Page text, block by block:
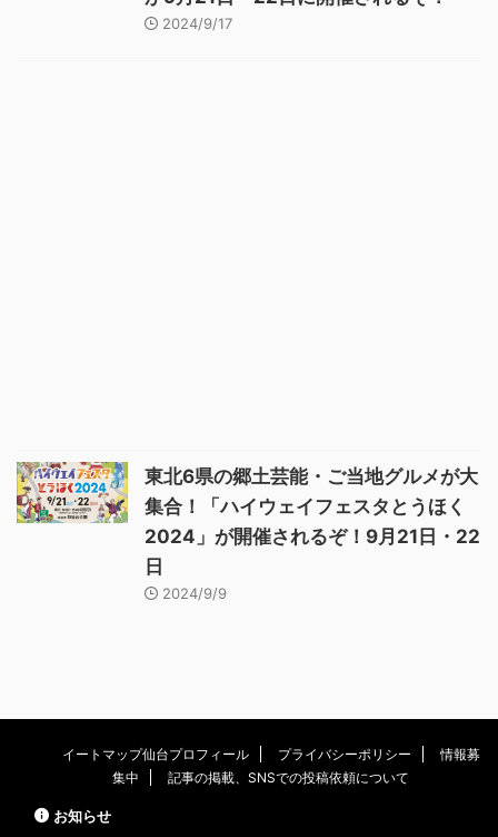
2024/9/17
東北6県の郷土芸能・ご当地グルメが大
集合！「ハイウェイフェスタとうほく
2024」が開催されるぞ！9月21日・22
日
2024/9/9
イートマップ仙台プロフィール プライバシーポリシー
情報募
集中
記事の掲載、SNSでの投稿依頼について
お知らせ